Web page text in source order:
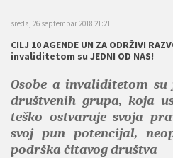
sreda, 26 septembar 2018 21:21
CILJ 10 AGENDE UN ZA ODRŽIVI
invaliditetom su JEDNI OD NAS!
Osobe a invaliditetom
društvenih grupa, koja
teško ostvaruje svoja
svoj pun potencijal,
podrška čitavog društva